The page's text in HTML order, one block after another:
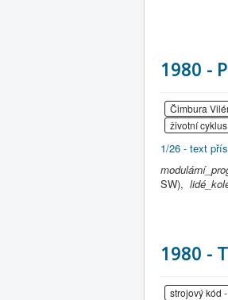
1980 -
Čimbura
životní
1/26 - text
SW),
1980 -
strojový kód